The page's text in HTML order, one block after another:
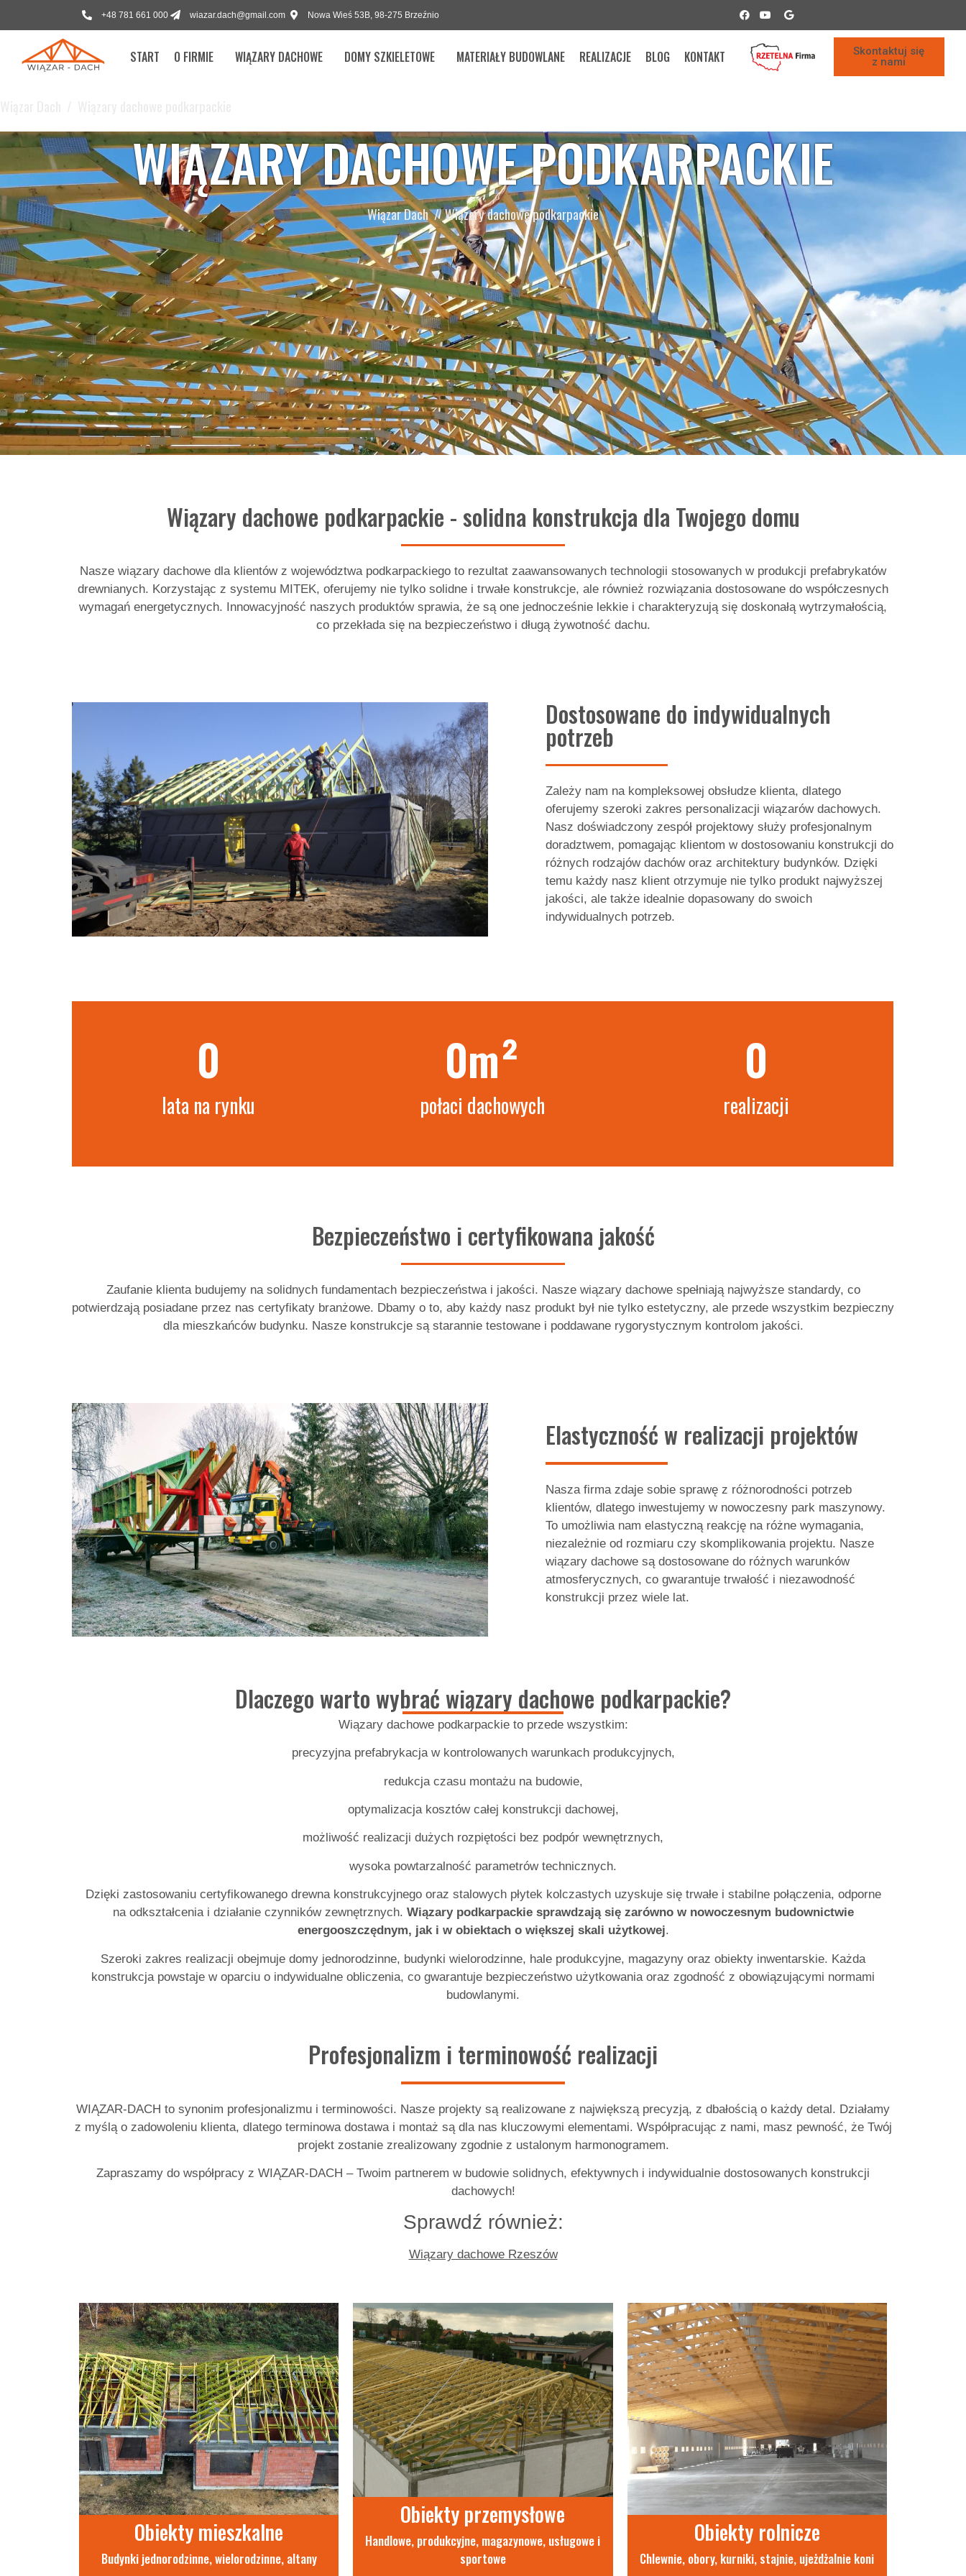
+48 781 661 000 wiazar.dach@gmail.com Nowa Wieś 53B, 98-275 Brzeźnio
START O FIRMIE WIĄZARY DACHOWE DOMY SZKIELETOWE MATERIAŁY BUDOWLANE REALIZACJE BLOG KONTAKT
Skontaktuj się
z nami
WIĄZARY DACHOWE PODKARPACKIE
Wiązar Dach Wiązary dachowe podkarpackie
Wiązary dachowe podkarpackie - solidna konstrukcja dla Twojego domu
Nasze wiązary dachowe dla klientów z województwa podkarpackiego to rezultat zaawansowanych technologii stosowanych w produkcji prefabrykatów
drewnianych. Korzystając z systemu MITEK, oferujemy nie tylko solidne i trwałe konstrukcje, ale również rozwiązania dostosowane do współczesnych
wymagań energetycznych. Innowacyjność naszych produktów sprawia, że są one jednocześnie lekkie i charakteryzują się doskonałą wytrzymałością,
co przekłada się na bezpieczeństwo i długą żywotność dachu.
Dostosowane do indywidualnych
potrzeb
Zależy nam na kompleksowej obsłudze klienta, dlatego
oferujemy szeroki zakres personalizacji wiązarów dachowych.
Nasz doświadczony zespół projektowy służy profesjonalnym
doradztwem, pomagając klientom w dostosowaniu konstrukcji do
różnych rodzajów dachów oraz architektury budynków. Dzięki
temu każdy nasz klient otrzymuje nie tylko produkt najwyższej
jakości, ale także idealnie dopasowany do swoich
indywidualnych potrzeb.
lata na rynku
0
połaci dachowych
0m²
realizacji
0
Bezpieczeństwo i certyfikowana jakość
Zaufanie klienta budujemy na solidnych fundamentach bezpieczeństwa i jakości. Nasze wiązary dachowe spełniają najwyższe standardy, co
potwierdzają posiadane przez nas certyfikaty branżowe. Dbamy o to, aby każdy nasz produkt był nie tylko estetyczny, ale przede wszystkim bezpieczny
dla mieszkańców budynku. Nasze konstrukcje są starannie testowane i poddawane rygorystycznym kontrolom jakości.
Elastyczność w realizacji projektów
Nasza firma zdaje sobie sprawę z różnorodności potrzeb
klientów, dlatego inwestujemy w nowoczesny park maszynowy.
To umożliwia nam elastyczną reakcję na różne wymagania,
niezależnie od rozmiaru czy skomplikowania projektu. Nasze
wiązary dachowe są dostosowane do różnych warunków
atmosferycznych, co gwarantuje trwałość i niezawodność
konstrukcji przez wiele lat.
Dlaczego warto wybrać wiązary dachowe podkarpackie?
Wiązary dachowe podkarpackie to przede wszystkim:
precyzyjna prefabrykacja w kontrolowanych warunkach produkcyjnych,
redukcja czasu montażu na budowie,
optymalizacja kosztów całej konstrukcji dachowej,
możliwość realizacji dużych rozpiętości bez podpór wewnętrznych,
wysoka powtarzalność parametrów technicznych.
Dzięki zastosowaniu certyfikowanego drewna konstrukcyjnego oraz stalowych płytek kolczastych uzyskuje się trwałe i stabilne połączenia, odporne
na odkształcenia i działanie czynników zewnętrznych. Wiązary podkarpackie sprawdzają się zarówno w nowoczesnym budownictwie
energooszczędnym, jak i w obiektach o większej skali użytkowej.
Szeroki zakres realizacji obejmuje domy jednorodzinne, budynki wielorodzinne, hale produkcyjne, magazyny oraz obiekty inwentarskie. Każda
konstrukcja powstaje w oparciu o indywidualne obliczenia, co gwarantuje bezpieczeństwo użytkowania oraz zgodność z obowiązującymi normami
budowlanymi.
Profesjonalizm i terminowość realizacji
WIĄZAR-DACH to synonim profesjonalizmu i terminowości. Nasze projekty są realizowane z największą precyzją, z dbałością o każdy detal. Działamy
z myślą o zadowoleniu klienta, dlatego terminowa dostawa i montaż są dla nas kluczowymi elementami. Współpracując z nami, masz pewność, że Twój
projekt zostanie zrealizowany zgodnie z ustalonym harmonogramem.
Zapraszamy do współpracy z WIĄZAR-DACH – Twoim partnerem w budowie solidnych, efektywnych i indywidualnie dostosowanych konstrukcji
dachowych!
Sprawdź również:
Wiązary dachowe Rzeszów
Obiekty mieszkalne
Budynki jednorodzinne, wielorodzinne, altany
Obiekty przemysłowe
Handlowe, produkcyjne, magazynowe, usługowe i
sportowe
Obiekty rolnicze
Chlewnie, obory, kurniki, stajnie, ujeżdżalnie koni